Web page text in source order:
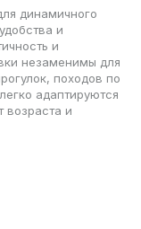
динамичного
и
и
незаменимы для
походов по
адаптируются
возраста и